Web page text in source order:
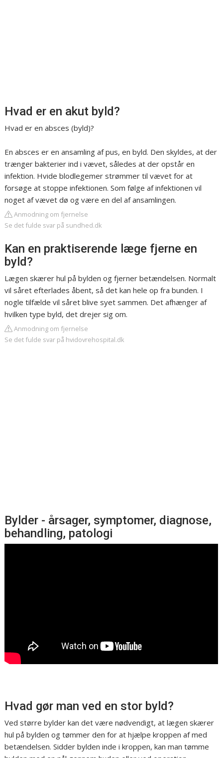
Hvad er en akut byld?
Hvad er en absces (byld)?
En absces er en ansamling af pus, en byld. Den skyldes, at der
trænger bakterier ind i vævet, således at der opstår en
infektion. Hvide blodlegemer strømmer til vævet for at
forsøge at stoppe infektionen. Som følge af infektionen vil
noget af vævet dø og være en del af ansamlingen.
Anmodning om fjernelse
Se det fulde svar på sundhed.dk
Kan en praktiserende læge fjerne en
byld?
Lægen skærer hul på bylden og fjerner betændelsen. Normalt
vil såret efterlades åbent, så det kan hele op fra bunden. I
nogle tilfælde vil såret blive syet sammen. Det afhænger af
hvilken type byld, det drejer sig om.
Anmodning om fjernelse
Se det fulde svar på hvidovrehospital.dk
Bylder - årsager, symptomer, diagnose,
behandling, patologi
Hvad gør man ved en stor byld?
Ved større bylder kan det være nødvendigt, at lægen skærer
hul på bylden og tømmer den for at hjælpe kroppen af med
betændelsen. Sidder bylden inde i kroppen, kan man tømme